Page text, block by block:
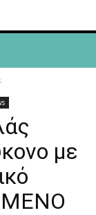
με